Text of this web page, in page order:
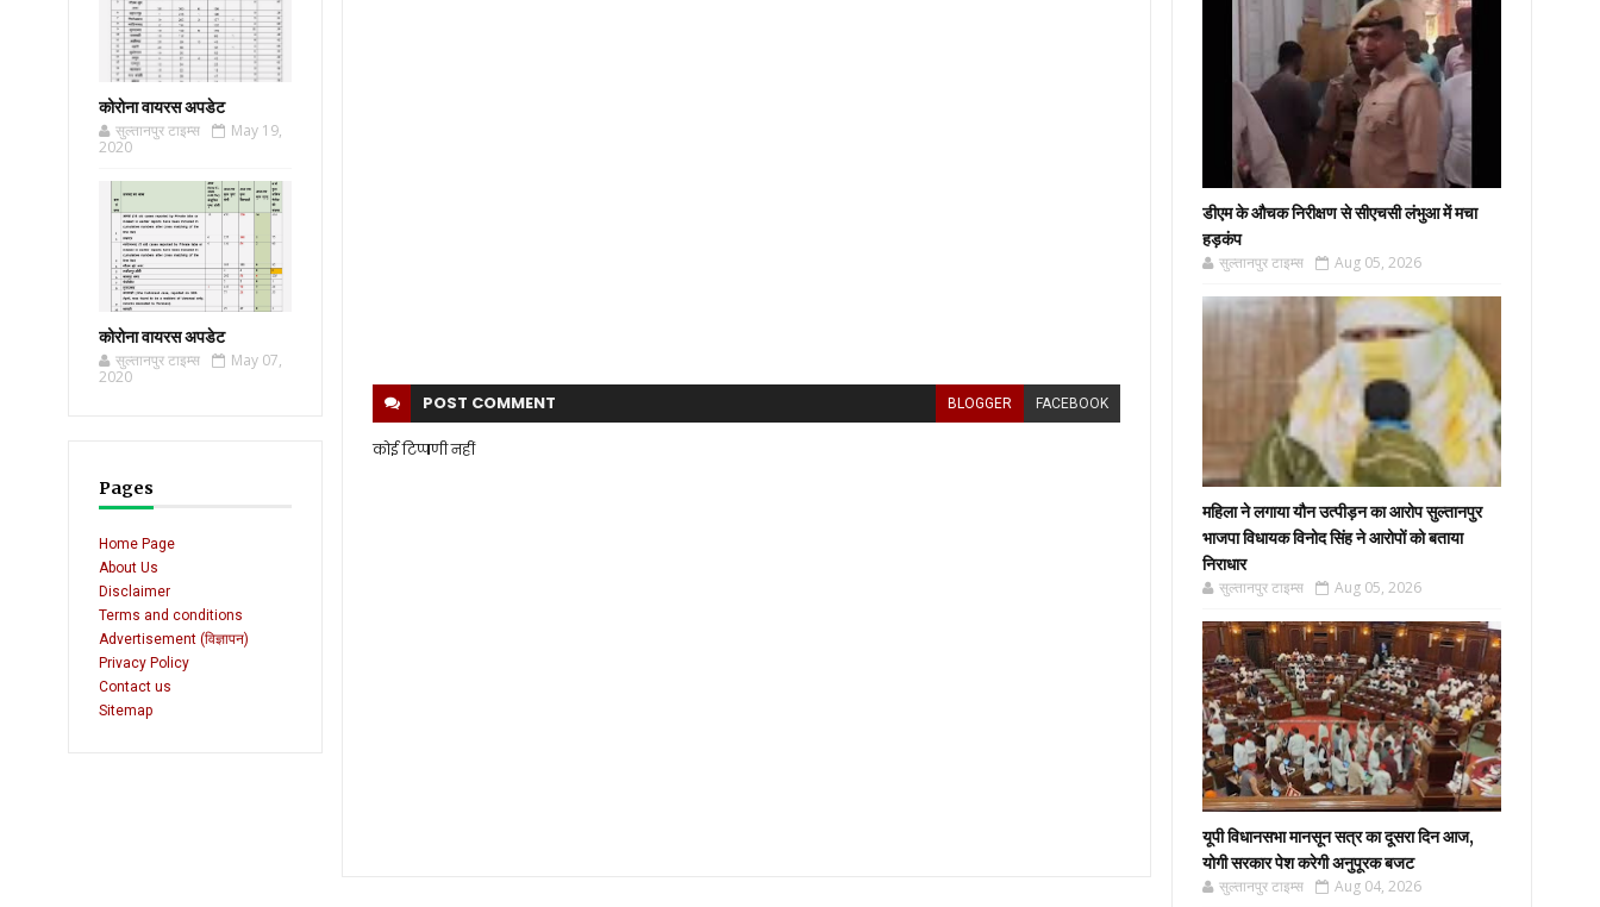
कोरोना वायरस अपडेट
सुल्तानपुर टाइम्स
May 19,
2020
कोरोना वायरस अपडेट
सुल्तानपुर टाइम्स
May 07,
2020
Pages
Home Page
About Us
Disclaimer
Terms and conditions
Advertisement (विज्ञापन)
Privacy Policy
Contact us
Sitemap
POST COMMENT BLOGGER FACEBOOK
कोई टिप्पणी नहीं
डीएम के औचक निरीक्षण से सीएचसी लंभुआ में मचा
हड़कंप
सुल्तानपुर टाइम्स Aug 05, 2026
महिला ने लगाया यौन उत्पीड़न का आरोप सुल्तानपुर
भाजपा विधायक विनोद सिंह ने आरोपों को बताया
निराधार
सुल्तानपुर टाइम्स Aug 05, 2026
यूपी विधानसभा मानसून सत्र का दूसरा दिन आज,
योगी सरकार पेश करेगी अनुपूरक बजट
सुल्तानपुर टाइम्स Aug 04, 2026